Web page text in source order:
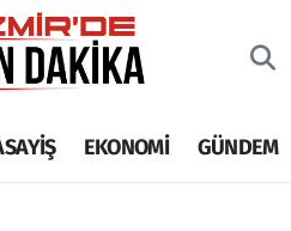
EKONOMİ GÜNDEM